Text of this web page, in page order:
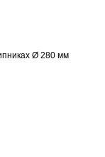
Ø 280 мм